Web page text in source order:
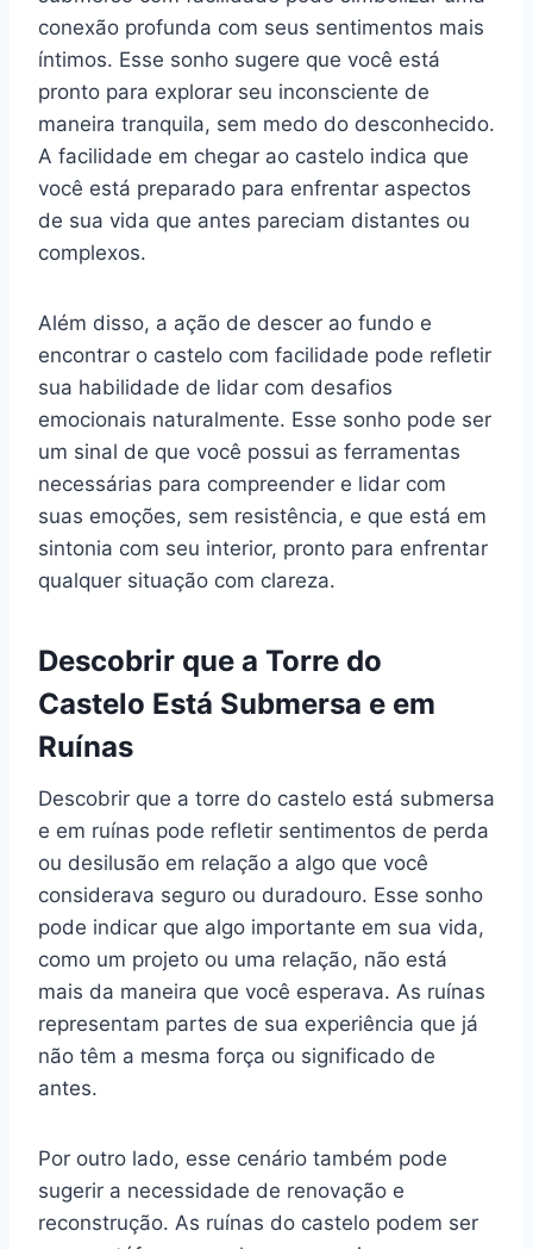
conexão profunda com seus sentimentos mais
íntimos. Esse sonho sugere que você está
pronto para explorar seu inconsciente de
maneira tranquila, sem medo do desconhecido.
A facilidade em chegar ao castelo indica que
você está preparado para enfrentar aspectos
de sua vida que antes pareciam distantes ou
complexos.
Além disso, a ação de descer ao fundo e
encontrar o castelo com facilidade pode refletir
sua habilidade de lidar com desafios
emocionais naturalmente. Esse sonho pode ser
um sinal de que você possui as ferramentas
necessárias para compreender e lidar com
suas emoções, sem resistência, e que está em
sintonia com seu interior, pronto para enfrentar
qualquer situação com clareza.
Descobrir que a Torre do
Castelo Está Submersa e em
Ruínas
Descobrir que a torre do castelo está submersa
e em ruínas pode refletir sentimentos de perda
ou desilusão em relação a algo que você
considerava seguro ou duradouro. Esse sonho
pode indicar que algo importante em sua vida,
como um projeto ou uma relação, não está
mais da maneira que você esperava. As ruínas
representam partes de sua experiência que já
não têm a mesma força ou significado de
antes.
Por outro lado, esse cenário também pode
sugerir a necessidade de renovação e
reconstrução. As ruínas do castelo podem ser